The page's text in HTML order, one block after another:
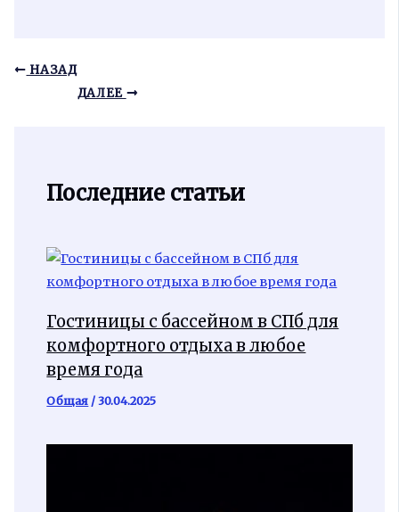
НАЗАД
ДАЛЕЕ
Последние статьи
Гостиницы с бассейном в СПб для
комфортного отдыха в любое
время года
Общая /30.04.2025